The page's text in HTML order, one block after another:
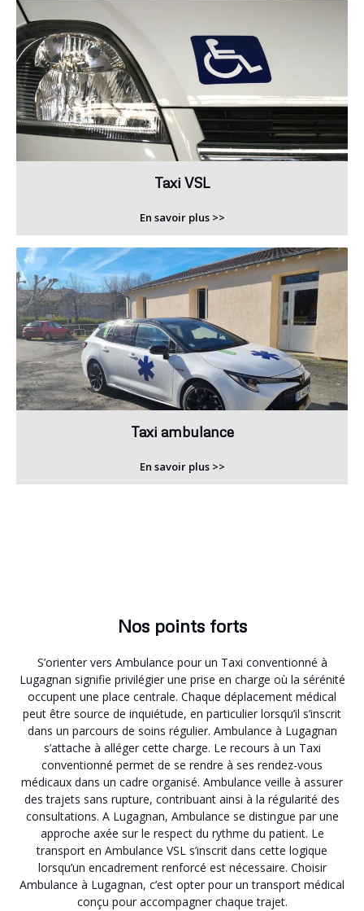
Taxi VSL
En savoir plus >>
Taxi ambulance
En savoir plus >>
Nos points forts
S’orienter vers Ambulance pour un Taxi conventionné à
Lugagnan signifie privilégier une prise en charge où la sérénité
occupent une place centrale. Chaque déplacement médical
peut être source de inquiétude, en particulier lorsqu’il s’inscrit
dans un parcours de soins régulier. Ambulance à Lugagnan
s’attache à alléger cette charge. Le recours à un Taxi
conventionné permet de se rendre à ses rendez-vous
médicaux dans un cadre organisé. Ambulance veille à assurer
des trajets sans rupture, contribuant ainsi à la régularité des
consultations. A Lugagnan, Ambulance se distingue par une
approche axée sur le respect du rythme du patient. Le
transport en Ambulance VSL s’inscrit dans cette logique
lorsqu’un encadrement renforcé est nécessaire. Choisir
Ambulance à Lugagnan, c’est opter pour un transport médical
conçu pour accompagner chaque trajet.